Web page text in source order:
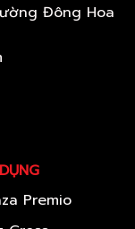
Đông Hoa
Premio